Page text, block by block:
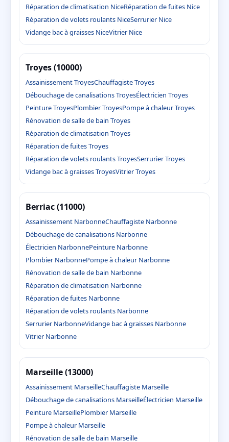
Réparation de climatisation NiceRéparation de fuites Nice
Réparation de volets roulants NiceSerrurier Nice
Vidange bac à graisses NiceVitrier Nice
Troyes (10000)
Assainissement TroyesChauffagiste Troyes
Débouchage de canalisations TroyesÉlectricien Troyes
Peinture TroyesPlombier TroyesPompe à chaleur Troyes
Rénovation de salle de bain Troyes
Réparation de climatisation Troyes
Réparation de fuites Troyes
Réparation de volets roulants TroyesSerrurier Troyes
Vidange bac à graisses TroyesVitrier Troyes
Berriac (11000)
Assainissement NarbonneChauffagiste Narbonne
Débouchage de canalisations Narbonne
Électricien NarbonnePeinture Narbonne
Plombier NarbonnePompe à chaleur Narbonne
Rénovation de salle de bain Narbonne
Réparation de climatisation Narbonne
Réparation de fuites Narbonne
Réparation de volets roulants Narbonne
Serrurier NarbonneVidange bac à graisses Narbonne
Vitrier Narbonne
Marseille (13000)
Assainissement MarseilleChauffagiste Marseille
Débouchage de canalisations MarseilleÉlectricien Marseille
Peinture MarseillePlombier Marseille
Pompe à chaleur Marseille
Rénovation de salle de bain Marseille